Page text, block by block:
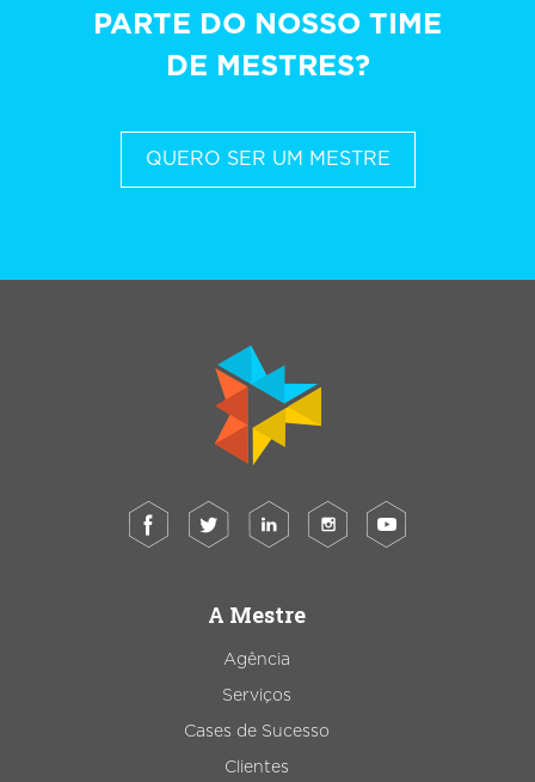
PARTE DO NOSSO TIME
DE MESTRES?
QUERO SER UM MESTRE
A Mestre
Agência
Serviços
Cases de Sucesso
Clientes